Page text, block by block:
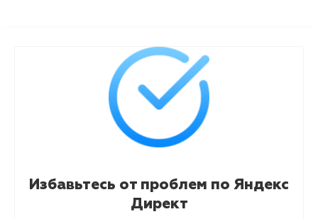
Избавьтесь от проблем по Яндекс
Директ